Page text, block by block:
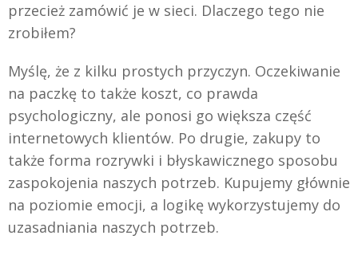
przecież zamówić je w sieci. Dlaczego tego nie
zrobiłem?
Myślę, że z kilku prostych przyczyn. Oczekiwanie
na paczkę to także koszt, co prawda
psychologiczny, ale ponosi go większa część
internetowych klientów. Po drugie, zakupy to
także forma rozrywki i błyskawicznego sposobu
zaspokojenia naszych potrzeb. Kupujemy głównie
na poziomie emocji, a logikę wykorzystujemy do
uzasadniania naszych potrzeb.